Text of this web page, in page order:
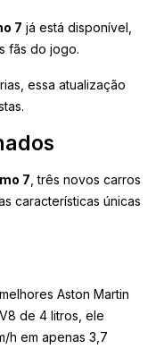
7 já está disponível,
fãs do jogo.
essa atualização
7 , três novos carros
características únicas
Aston Martin
de 4 litros, ele
h em apenas 3,7